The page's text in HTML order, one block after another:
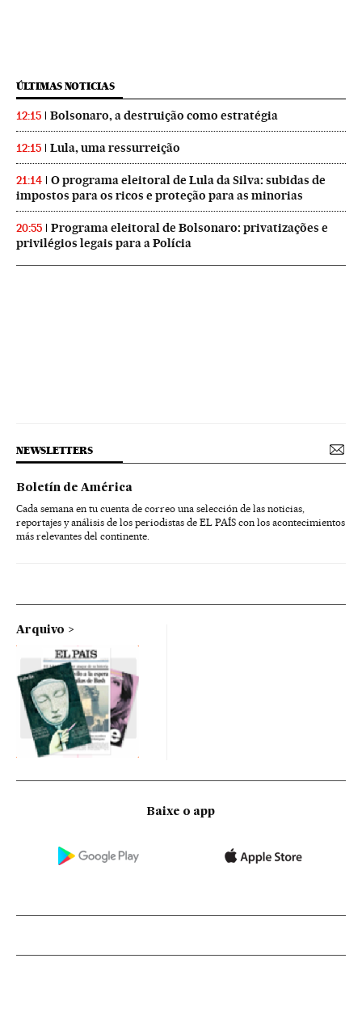
ÚLTIMAS NOTICIAS
12:15 Bolsonaro, a destruição como estratégia
12:15 Lula, uma ressurreição
21:14
O programa eleitoral de Lula da Silva: subidas de
impostos para os ricos e proteção para as minorias
20:55
Programa eleitoral de Bolsonaro: privatizações e
privilégios legais para a Polícia
NEWSLETTERS
Boletín de América
Cada semana en tu cuenta de correo una selección de las noticias,
reportajes y análisis de los periodistas de EL PAÍS con los acontecimientos
más relevantes del continente.
Arquivo
Baixe o app